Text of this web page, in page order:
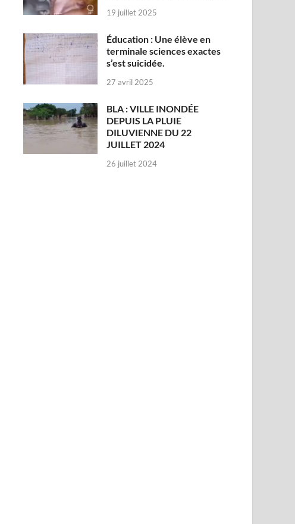
19 juillet 2025
Éducation : Une élève en
terminale sciences exactes
s’est suicidée.
27 avril 2025
BLA : VILLE INONDÉE
DEPUIS LA PLUIE
DILUVIENNE DU 22
JUILLET 2024
26 juillet 2024